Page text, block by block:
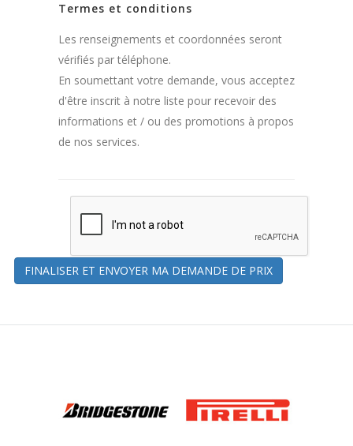
Termes et conditions
Les renseignements et coordonnées seront
vérifiés par téléphone.
En soumettant votre demande, vous acceptez
d'être inscrit à notre liste pour recevoir des
informations et / ou des promotions à propos
de nos services.
FINALISER ET ENVOYER MA DEMANDE DE PRIX